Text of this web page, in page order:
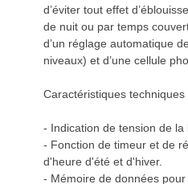
d’éviter tout effet
de nuit ou par temps
d’un réglage automatique
niveaux) et d’une cellule
Caractéristiques techniques
- Indication de tension de la
- Fonction de timeur et de
d'heure d'été et d'hiver.
- Mémoire de données